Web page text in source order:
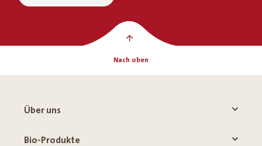
Nach oben
Über uns
Bio-Produkte